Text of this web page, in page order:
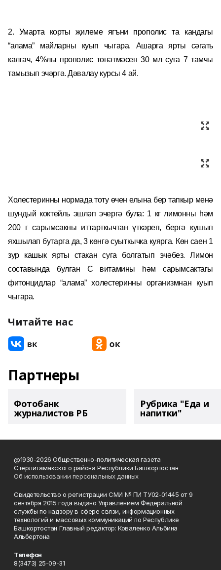
2. Умарта корты җилеме ягъни прополис та кандагы
“алама” майларны куып чыгара. Ашарга ярты сәгать
калгач, 4%лы прополис төнәтмәсен 30 мл суга 7 тамчы
тамызып эчәргә. Дәвалау курсы 4 ай.
Холестеринны нормада тоту өчен елына бер тапкыр менә
шундый коктейль эшләп эчергә була: 1 кг лимонны һәм
200 г сарымсакны иттарткычтан үткәреп, бергә кушып
яхшылап бутарга да, 3 көнгә суыткычка куярга. Көн саен 1
зур кашык ярты стакан суга болгатып эчәбез. Лимон
составында булган С витамины һәм сарымсактагы
фитонцидлар “алама” холестеринны организмнан куып
чыгара.
Читайте нас
Партнеры
Фотобанк
журналистов РБ
Рубрика "Еда и
напитки"
@1930-2026 Общественно-политическая газета
Стерлитамакского района Республики Башкортостан
Об использовании персональных данных
Свидетельство о регистрации СМИ № ПИ ТУ02-01445 от 9
сентября 2015 года выдано Управлением Федеральной
службы по надзору в сфере связи, информационных
технологий и массовых коммуникаций по Республике
Башкортостан Главный редактор: Коваленко Альбина
Альбертона
Телефон
8(3473) 25-09-31